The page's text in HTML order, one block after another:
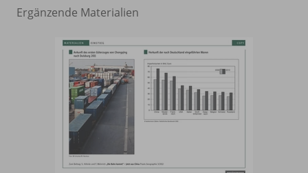
Ergänzende Materialien